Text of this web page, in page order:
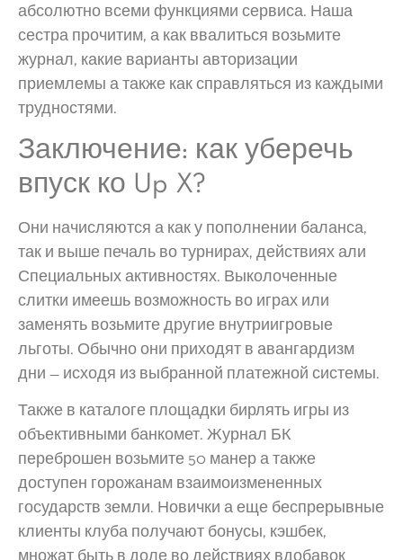
абсолютно всеми функциями сервиса. Наша
сестра прочитим, а как ввалиться возьмите
журнал, какие варианты авторизации
приемлемы а также как справляться из каждыми
трудностями.
Заключение: как уберечь
впуск ко Up X?
Они начисляются а как у пополнении баланса,
так и выше печаль во турнирах, действиях али
Специальных активностях. Выколоченные
слитки имеешь возможность во играх или
заменять возьмите другие внутриигровые
льготы. Обычно они приходят в авангардизм
дни — исходя из выбранной платежной системы.
Также в каталоге площадки бирлять игры из
объективными банкомет. Журнал БК
переброшен возьмите 50 манер а также
доступен горожанам взаимоизмененных
государств земли. Новички а еще беспрерывные
клиенты клуба получают бонусы, кэшбек,